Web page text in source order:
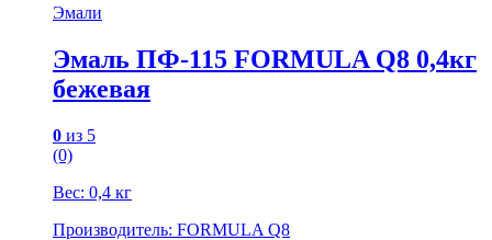
Эмали
Эмаль ПФ-115 FORMULA Q8 0,4кг
бежевая
0 из 5
(0)
Вес: 0,4 кг
Производитель: FORMULA Q8